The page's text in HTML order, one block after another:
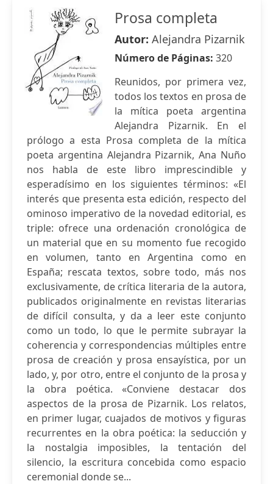
Prosa completa
Autor: Alejandra Pizarnik
Número de Páginas: 320
Reunidos, por primera vez,
todos los textos en prosa de
la mítica poeta argentina
Alejandra Pizarnik. En el
prólogo a esta Prosa completa de la mítica
poeta argentina Alejandra Pizarnik, Ana Nuño
nos habla de este libro imprescindible y
esperadísimo en los siguientes términos: «El
interés que presenta esta edición, respecto del
ominoso imperativo de la novedad editorial, es
triple: ofrece una ordenación cronológica de
un material que en su momento fue recogido
en volumen, tanto en Argentina como en
España; rescata textos, sobre todo, más nos
exclusivamente, de crítica literaria de la autora,
publicados originalmente en revistas literarias
de difícil consulta, y da a leer este conjunto
como un todo, lo que le permite subrayar la
coherencia y correspondencias múltiples entre
prosa de creación y prosa ensayística, por un
lado, y, por otro, entre el conjunto de la prosa y
la obra poética. «Conviene destacar dos
aspectos de la prosa de Pizarnik. Los relatos,
en primer lugar, cuajados de motivos y figuras
recurrentes en la obra poética: la seducción y
la nostalgia imposibles, la tentación del
silencio, la escritura concebida como espacio
ceremonial donde se...